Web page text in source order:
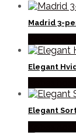
Madrid 3-
Elegant
Elegant